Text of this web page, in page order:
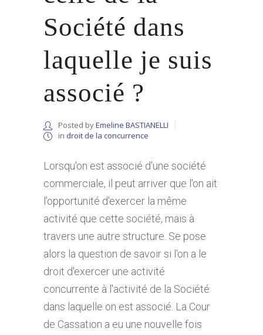
Société dans
laquelle je suis
associé ?
Posted byEmeline BASTIANELLI
in droit de la concurrence
Lorsqu'on est associé d'une société
commerciale, il peut arriver que l'on ait
l'opportunité d'exercer la même
activité que cette société, mais à
travers une autre structure. Se pose
alors la question de savoir si l'on a le
droit d'exercer une activité
concurrente à l'activité de la Société
dans laquelle on est associé. La Cour
de Cassation a eu une nouvelle fois